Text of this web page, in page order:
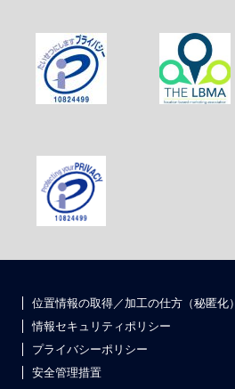
位置情報の取得／加工の仕方（秘匿化）
情報セキュリティポリシー
プライバシーポリシー
安全管理措置